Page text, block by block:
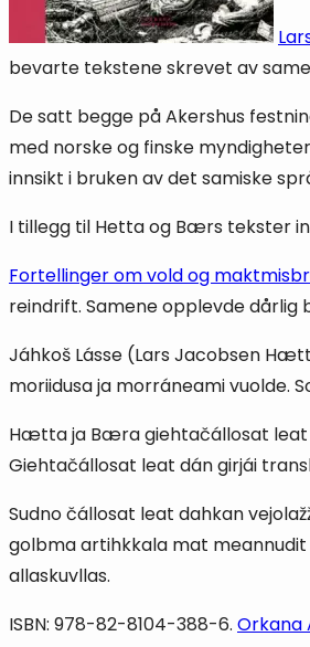
bevarte tekstene skrevet av
De satt begge på Akershus
med norske og finske
innsikt i bruken av det samiske
I tillegg til Hetta og Bærs tekster
Fortellinger om vold og
reindrift. Samene opplevde dårlig
Jáhkoš Lásse (Lars Jacobsen
moriidusa ja morráneami vuolde.
Hætta ja Bæra giehtačállosat leat
Giehtačállosat leat dán girjái
Sudno čállosat leat dahkan
golbma artihkkala mat meannudit
allaskuvllas.
ISBN: 978-82-8104-388-6. Orkana